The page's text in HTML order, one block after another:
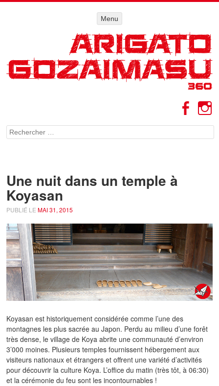
Menu
Rechercher
Une nuit dans un temple à
Koyasan
PUBLIÉ LEMAI 31, 2015
Koyasan est historiquement considérée comme l’une des
montagnes les plus sacrée au Japon. Perdu au milieu d’une forêt
très dense, le village de Koya abrite une communauté d’environ
3’000 moines. Plusieurs temples fournissent hébergement aux
visiteurs nationaux et étrangers et offrent une variété d’activités
pour découvrir la culture Koya. L’office du matin (très tôt, à 06:30)
et la cérémonie du feu sont les incontournables !